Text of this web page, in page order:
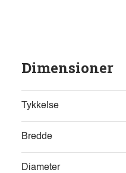
Dimensioner
Tykkelse
Bredde
Diameter